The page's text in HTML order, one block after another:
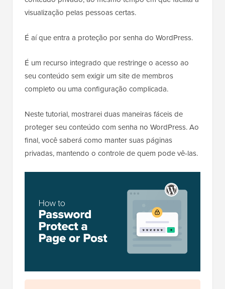
visualização pelas pessoas certas.
É aí que entra a proteção por senha do WordPress.
É um recurso integrado que restringe o acesso ao
seu conteúdo sem exigir um site de membros
completo ou uma configuração complicada.
Neste tutorial, mostrarei duas maneiras fáceis de
proteger seu conteúdo com senha no WordPress. Ao
final, você saberá como manter suas páginas
privadas, mantendo o controle de quem pode vê-las.